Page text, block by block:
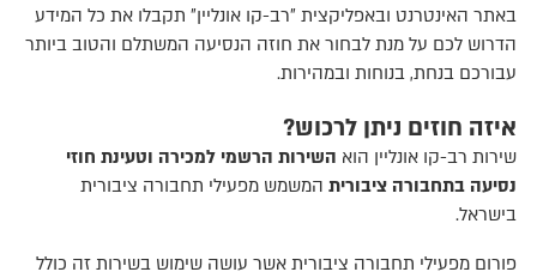
באתר האינטרנט ובאפליקצית "רב-קו אונליין" תקבלו את כל המידע
הדרוש לכם על מנת לבחור את חוזה הנסיעה המשתלם והטוב ביותר
עבורכם בנחת, בנוחות ובמהירות.
איזה חוזים ניתן לרכוש?
שירות רב-קו אונליין הוא השירות הרשמי למכירה וטעינת חוזי
נסיעה בתחבורה ציבורית המשמש מפעילי תחבורה ציבורית
בישראל.
פורום מפעילי תחבורה ציבורית אשר עושה שימוש בשירות זה כולל